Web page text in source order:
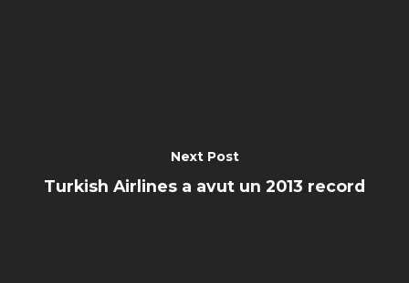
Next Post
Turkish Airlines a avut un 2013 record